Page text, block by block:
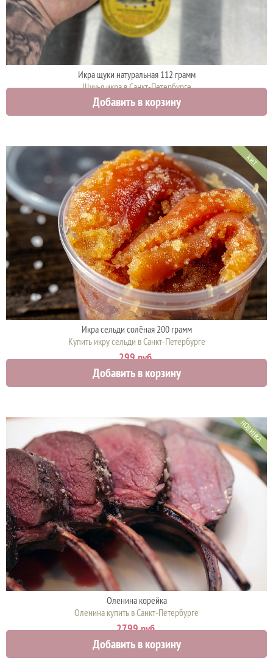
Икра щуки натуральная 112 грамм
Щучья икра в Санкт-Петербурге
920 руб.
Добавить в корзину
ХИТ
Икра сельди солёная 200 грамм
Купить икру сельди в Санкт-Петербурге
299 руб.
Добавить в корзину
НОВИНКА
Оленина корейка
Оленина купить в Санкт-Петербурге
2799 руб.
Добавить в корзину